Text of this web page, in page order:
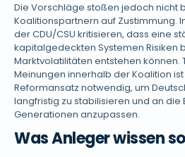
Die Vorschläge stoßen jedoch nicht
Koalitionspartnern auf Zustimmung.
der CDU/CSU kritisieren, dass eine
kapitalgedeckten Systemen Risiken
Marktvolatilitäten entstehen können.
Meinungen innerhalb der Koalition
Reformansatz notwendig, um
langfristig zu stabilisieren und an die
Generationen anzupassen.
Was Anleger wissen